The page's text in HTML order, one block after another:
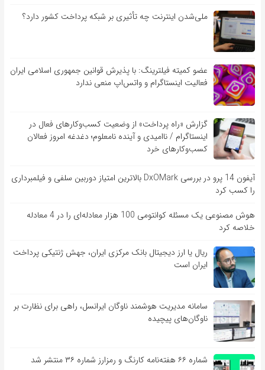
ملی‌شدن اینترنت چه تأثیری بر شبکه پرداخت کشور دارد؟
عضو کمیته فیلترینگ: با پذیرش قوانین جمهوری اسلامی ایران
فعالیت اینستاگرام و واتس‌اپ منعی ندارد
گزارش «راه پرداخت» از وضعیت کسب‌وکارهای فعال در
اینستاگرام / ناامیدی و آینده نامعلوم؛ دغدغه امروز فعالان
کسب‌وکارهای خرد
آیفون 14 پرو در بررسی DxOMark بالاترین امتیاز دوربین سلفی و فیلمبرداری
را کسب کرد
هوش مصنوعی یک مسئله کوانتومی 100 هزار معادله‌‎ای را در 4 معادله
خلاصه کرد
ریال یا ارز دیجیتال بانک مرکزی ایران، جهش ژنتیکی پرداخت
ایران است
سامانه مدیریت هوشمند ناوگان ایرانسل، راهی برای نظارت بر
ناوگان‌های پیچیده
شماره ۶۶ هفته‌نامه کارنگ و رمزارز شماره ۳۶ منتشر شد